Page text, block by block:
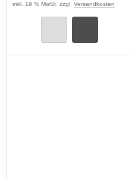
inkl. 19 % MwSt. zzgl. Versandkosten